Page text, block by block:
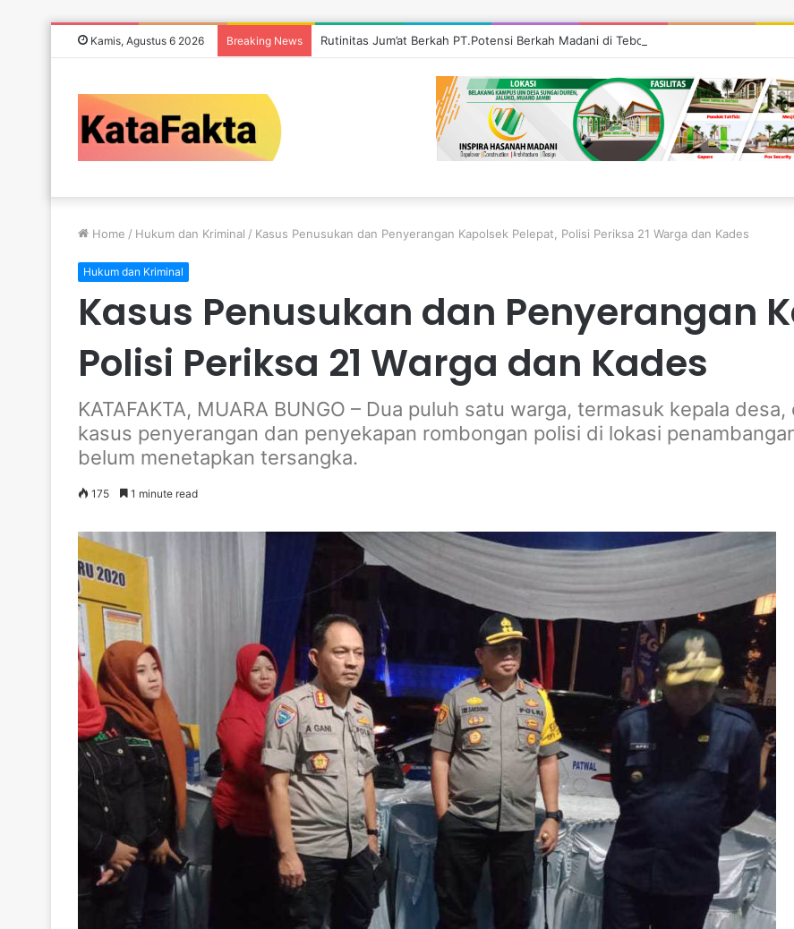
Kamis, Agustus 6 2026 Breaking News Rutinitas Jum’at Berkah PT.Potensi Berkah Madani di Tebo, Salurkan Bantuan ke
Home / Hukum dan Kriminal / Kasus Penusukan dan Penyerangan Kapolsek Pelepat, Polisi Periksa 21 Warga dan Kades
Hukum dan Kriminal
Kasus Penusukan dan Penyerangan
Polisi Periksa 21 Warga dan Kades
KATAFAKTA, MUARA BUNGO – Dua puluh satu warga, termasuk kepala
kasus penyerangan dan penyekapan rombongan polisi di lokasi
belum menetapkan tersangka.
175 1 minute read